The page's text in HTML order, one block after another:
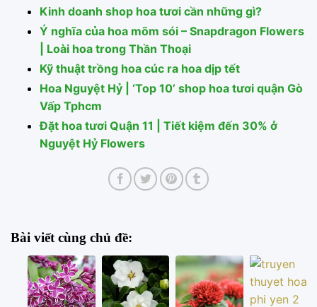
Kinh doanh shop hoa tươi cần những gì?
Ý nghĩa của hoa mõm sói – Snapdragon Flowers
| Loài hoa trong Thần Thoại
Kỹ thuật trồng hoa cúc ra hoa dịp tết
Hoa Nguyệt Hỷ | ‘Top 10’ shop hoa tươi quận Gò
Vấp Tphcm
Đặt hoa tươi Quận 11 | Tiết kiệm đến 30% ở
Nguyệt Hỷ Flowers
Bài viết cùng chủ đề: